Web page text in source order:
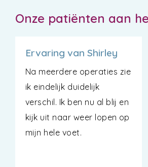
Onze patiënten aan
Ervaring van Shirley
Na meerdere operaties zie
ik eindelijk duidelijk
verschil. Ik ben nu al blij en
kijk uit naar weer lopen op
mijn hele voet.